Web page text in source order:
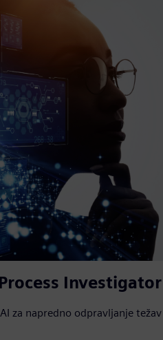
Investigator
za napredno odpravljanje